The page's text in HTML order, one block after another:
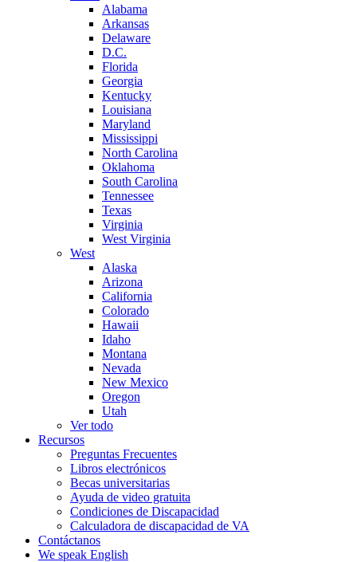
Alabama
Arkansas
Delaware
D.C.
Florida
Georgia
Kentucky
Louisiana
Maryland
Mississippi
North Carolina
Oklahoma
South Carolina
Tennessee
Texas
Virginia
West Virginia
West
Alaska
Arizona
California
Colorado
Hawaii
Idaho
Montana
Nevada
New Mexico
Oregon
Utah
Ver todo
Recursos
Preguntas Frecuentes
Libros electrónicos
Becas universitarias
Ayuda de video gratuita
Condiciones de Discapacidad
Calculadora de discapacidad de VA
Contáctanos
We speak English